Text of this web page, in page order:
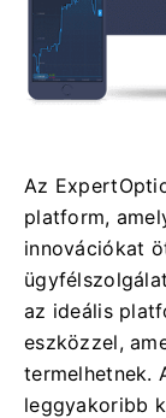
Az
platform,
innovációkat
az ideális
eszközzel,
termelhetnek.
leggyakoribb